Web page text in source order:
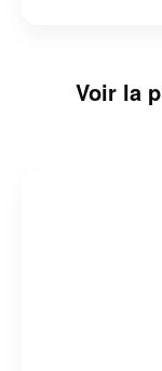
Voir la